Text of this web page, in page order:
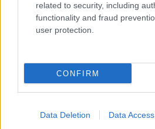
related to security, including
functionality and fraud
user protection.
CONFIRM
Data Deletion Data Access
mutat neki. A lány ezután
kiszabadítja magát és
Ortegához a megszokott
visszatér: Emma Myers, Joy
Luis Guzmán, Luyanda Unati